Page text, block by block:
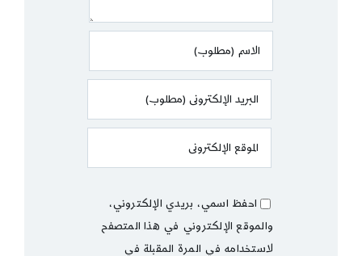
احفظ اسمي، بريدي الإلكتروني،
والموقع الإلكتروني في هذا المتصفح
لاستخدامه في المرة المقبلة في